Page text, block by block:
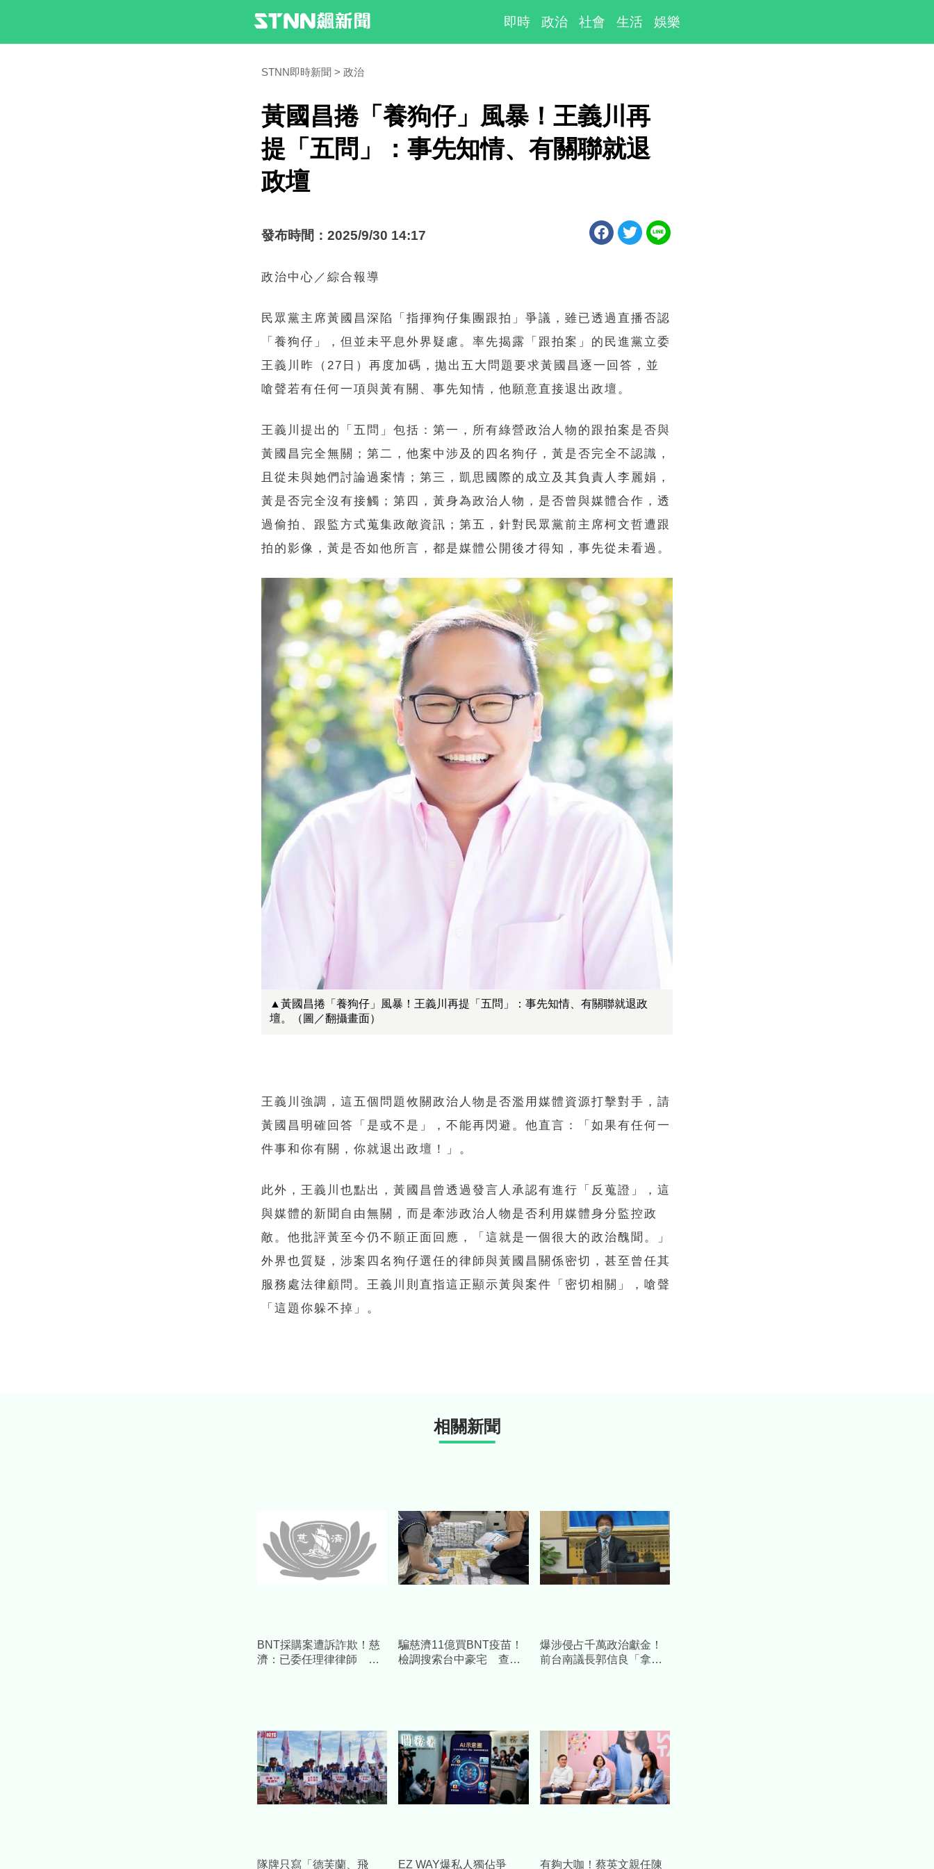
即時 政治 社會 生活 娛樂
STNN即時新聞 政治
黃國昌捲「養狗仔」風暴！王義川再
提「五問」：事先知情、有關聯就退
政壇
發布時間：2025/9/30 14:17
政治中心／綜合報導
民眾黨主席黃國昌深陷「指揮狗仔集團跟拍」爭議，雖已透過直播否認
「養狗仔」，但並未平息外界疑慮。率先揭露「跟拍案」的民進黨立委
王義川昨（27日）再度加碼，拋出五大問題要求黃國昌逐一回答，並
嗆聲若有任何一項與黃有關、事先知情，他願意直接退出政壇。
王義川提出的「五問」包括：第一，所有綠營政治人物的跟拍案是否與
黃國昌完全無關；第二，他案中涉及的四名狗仔，黃是否完全不認識，
且從未與她們討論過案情；第三，凱思國際的成立及其負責人李麗娟，
黃是否完全沒有接觸；第四，黃身為政治人物，是否曾與媒體合作，透
過偷拍、跟監方式蒐集政敵資訊；第五，針對民眾黨前主席柯文哲遭跟
拍的影像，黃是否如他所言，都是媒體公開後才得知，事先從未看過。
▲黃國昌捲「養狗仔」風暴！王義川再提「五問」：事先知情、有關聯就退政
壇。（圖／翻攝畫面）
王義川強調，這五個問題攸關政治人物是否濫用媒體資源打擊對手，請
黃國昌明確回答「是或不是」，不能再閃避。他直言：「如果有任何一
件事和你有關，你就退出政壇！」。
此外，王義川也點出，黃國昌曾透過發言人承認有進行「反蒐證」，這
與媒體的新聞自由無關，而是牽涉政治人物是否利用媒體身分監控政
敵。他批評黃至今仍不願正面回應，「這就是一個很大的政治醜聞。」
外界也質疑，涉案四名狗仔選任的律師與黃國昌關係密切，甚至曾任其
服務處法律顧問。王義川則直指這正顯示黃與案件「密切相關」，嗆聲
「這題你躲不掉」。
相關新聞
BNT採購案遭訴詐欺！慈
濟：已委任理律律師 將
騙慈濟11億買BNT疫苗！
檢調搜索台中豪宅 查扣
爆涉侵占千萬政治獻金！
前台南議長郭信良「拿公
隊牌只寫「德芙蘭、飛 EZ WAY爆私人獨佔爭 有夠大咖！蔡英文親任陳